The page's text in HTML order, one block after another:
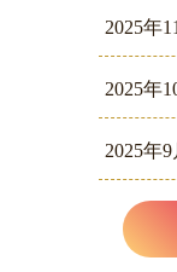
2025年
2025年
2025年9